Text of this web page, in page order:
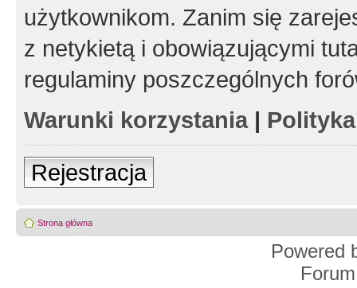
użytkownikom. Zanim się
z netykietą i obowiązującymi
regulaminy poszczególnych
Warunki korzystania|
Rejestracja
Strona główna
Powered